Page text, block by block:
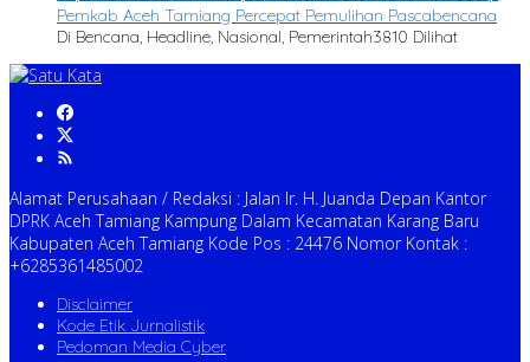
Pemkab Aceh Tamiang Percepat Pemulihan Pascabencana
Di Bencana, Headline, Nasional, Pemerintah3810 Dilihat
Alamat Perusahaan / Redaksi : Jalan Ir. H. Juanda Depan Kantor
DPRK Aceh Tamiang Kampung Dalam Kecamatan Karang Baru
Kabupaten Aceh Tamiang Kode Pos : 24476 Nomor Kontak :
+6285361485002
Disclaimer
Kode Etik Jurnalistik
Pedoman Media Cyber